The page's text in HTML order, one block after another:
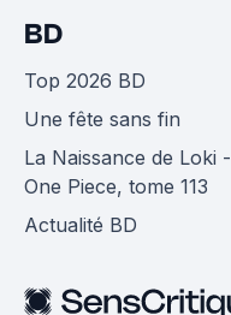
BD
Top 2026 BD
Une fête sans fin
La Naissance de Loki -
One Piece, tome 113
Actualité BD